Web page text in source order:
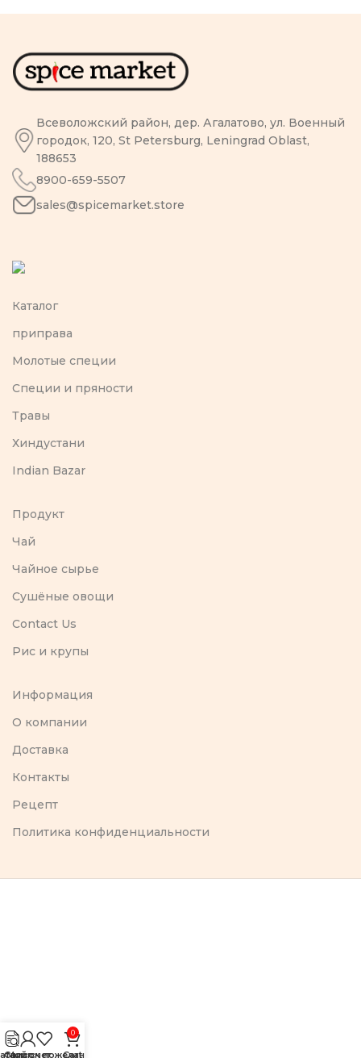
Всеволожский район, дер. Агалатово, ул. Военный
городок, 120, St Petersburg, Leningrad Oblast,
188653
8900-659-5507
sales@spicemarket.store
Каталог
приправа
Молотые специи
Специи и пряности
Травы
Хиндустани
Indian Bazar
Продукт
Чай
Чайное сырье
Сушёные овощи
Contact Us
Рис и крупы
Информация
O компании
Доставка
Контакты
Рецепт
Политика конфиденциальности
Мой счет
Список пожеланий
0
Cart